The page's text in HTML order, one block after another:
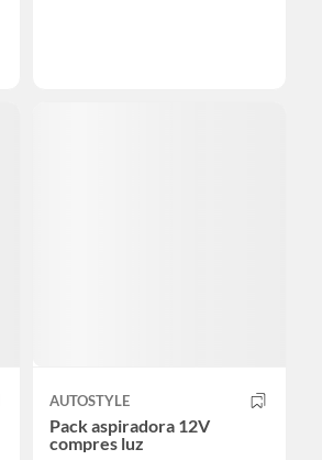
AUTOSTYLE
Pack aspiradora 12V
compres luz